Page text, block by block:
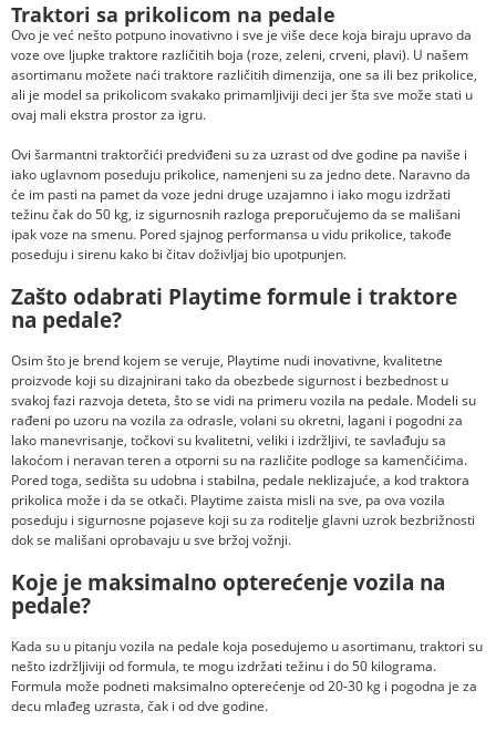
Traktori sa prikolicom na pedale
Ovo je već nešto potpuno inovativno i sve je više dece koja biraju upravo da
voze ove ljupke traktore različitih boja (roze, zeleni, crveni, plavi). U našem
asortimanu možete naći traktore različitih dimenzija, one sa ili bez prikolice,
ali je model sa prikolicom svakako primamljiviji deci jer šta sve može stati u
ovaj mali ekstra prostor za igru.
Ovi šarmantni traktorčići predviđeni su za uzrast od dve godine pa naviše i
iako uglavnom poseduju prikolice, namenjeni su za jedno dete. Naravno da
će im pasti na pamet da voze jedni druge uzajamno i iako mogu izdržati
težinu čak do 50 kg, iz sigurnosnih razloga preporučujemo da se mališani
ipak voze na smenu. Pored sjajnog performansa u vidu prikolice, takođe
poseduju i sirenu kako bi čitav doživljaj bio upotpunjen.
Zašto odabrati Playtime formule i traktore
na pedale?
Osim što je brend kojem se veruje, Playtime nudi inovativne, kvalitetne
proizvode koji su dizajnirani tako da obezbede sigurnost i bezbednost u
svakoj fazi razvoja deteta, što se vidi na primeru vozila na pedale. Modeli su
rađeni po uzoru na vozila za odrasle, volani su okretni, lagani i pogodni za
lako manevrisanje, točkovi su kvalitetni, veliki i izdržljivi, te savlađuju sa
lakoćom i neravan teren a otporni su na različite podloge sa kamenčićima.
Pored toga, sedišta su udobna i stabilna, pedale neklizajuće, a kod traktora
prikolica može i da se otkači. Playtime zaista misli na sve, pa ova vozila
poseduju i sigurnosne pojaseve koji su za roditelje glavni uzrok bezbrižnosti
dok se mališani oprobavaju u sve bržoj vožnji.
Koje je maksimalno opterećenje vozila na
pedale?
Kada su u pitanju vozila na pedale koja posedujemo u asortimanu, traktori su
nešto izdržljiviji od formula, te mogu izdržati težinu i do 50 kilograma.
Formula može podneti maksimalno opterećenje od 20-30 kg i pogodna je za
decu mlađeg uzrasta, čak i od dve godine.